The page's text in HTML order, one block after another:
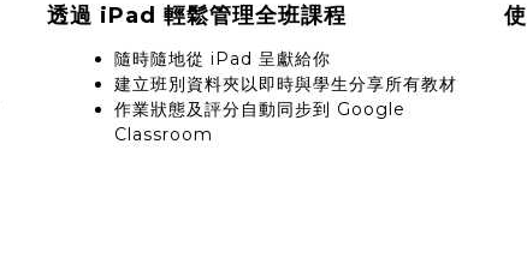
透過 iPad 輕鬆管理全班課程
隨時隨地從 iPad 呈獻給你
建立班別資料夾以即時與學生分享所有教材
作業狀態及評分自動同步到 Google
Classroom